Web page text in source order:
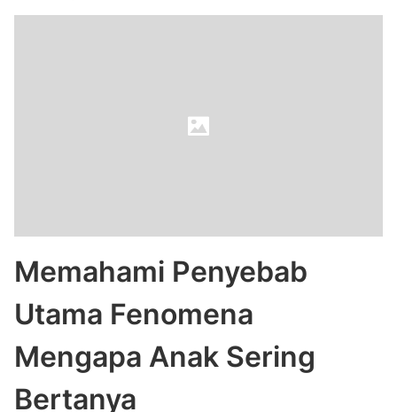
Memahami Penyebab
Utama Fenomena
Mengapa Anak Sering
Bertanya